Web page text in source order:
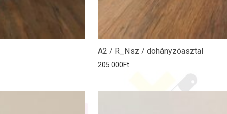
A2 / R_Nsz / dohányzóasztal
205 000Ft